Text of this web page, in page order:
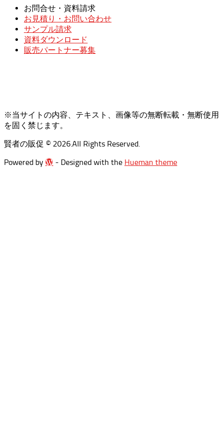
お問合せ・資料請求
お見積り・お問い合わせ
サンプル請求
資料ダウンロード
販売パートナー募集
※当サイトの内容、テキスト、画像等の無断転載・無断使用
を固く禁じます。
賢者の販促 © 2026.All Rights Reserved.
Powered by
Powered by WordPress
- Designed with the Hueman theme